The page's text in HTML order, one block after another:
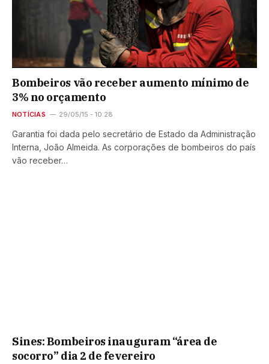
Bombeiros vão receber aumento mínimo de
3% no orçamento
NOTÍCIAS 29/05/15 - 10:28
Garantia foi dada pelo secretário de Estado da Administração
Interna, João Almeida. As corporações de bombeiros do país
vão receber…
Sines: Bombeiros inauguram “área de
socorro” dia 2 de fevereiro